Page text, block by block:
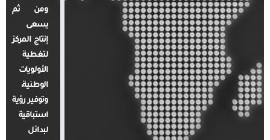
ومن ثم
يسعى
إنتاج المركز
لتغطية
الأولويات
الوطنية،
وتوفير رؤية
استباقية
لبدائل